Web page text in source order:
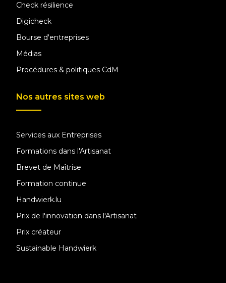
Check résilience
Digicheck
Bourse d'entreprises
Médias
Procédures & politiques CdM
Nos autres sites web
Services aux Entreprises
Formations dans l'Artisanat
Brevet de Maîtrise
Formation continue
Handwierk.lu
Prix de l'innovation dans l'Artisanat
Prix créateur
Sustainable Handwierk